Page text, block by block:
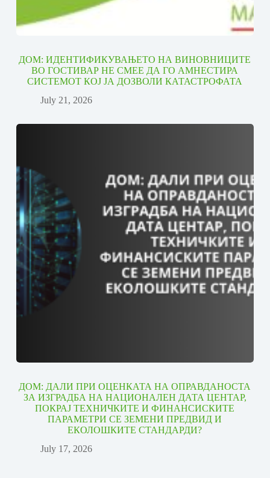
ДОМ: ИДЕНТИФИКУВАЊЕТО НА ВИНОВНИЦИТЕ
ВО ГОСТИВАР НЕ СМЕЕ ДА ГО АМНЕСТИРА
СИСТЕМОТ КОЈ ЈА ДОЗВОЛИ КАТАСТРОФАТА
July 21, 2026
ДОМ: ДАЛИ ПРИ ОЦЕНКАТА НА ОПРАВДАНОСТА
ЗА ИЗГРАДБА НА НАЦИОНАЛЕН ДАТА ЦЕНТАР,
ПОКРАЈ ТЕХНИЧКИТЕ И ФИНАНСИСКИТЕ
ПАРАМЕТРИ СЕ ЗЕМЕНИ ПРЕДВИД И
ЕКОЛОШКИТЕ СТАНДАРДИ?
July 17, 2026